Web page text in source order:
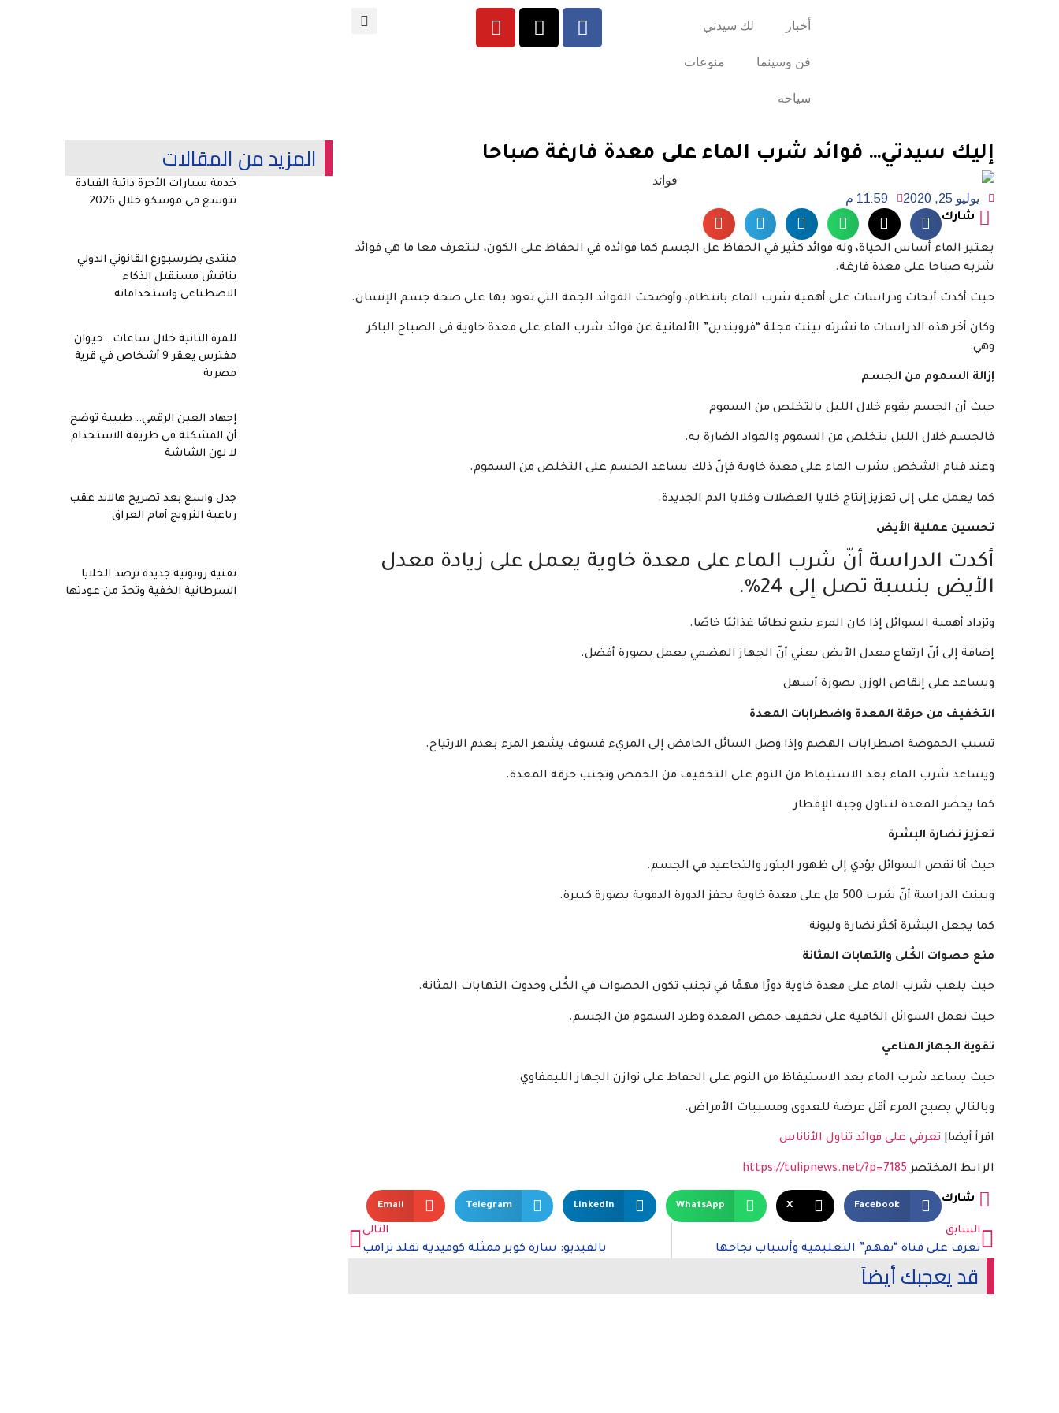
أخبار
لك سيدتي
فن وسينما
منوعات
سياحه
إليك سيدتي… فوائد شرب الماء على معدة فارغة صباحا
يوليو 25, 2020 11:59 م
شارك
يعتير الماء أساس الحياة، وله فوائد كثير في الحفاظ عل الجسم كما فوائده في الحفاظ على الكون، لنتعرف معا ما هي فوائد
شربه صباحا على معدة فارغة.
حيث أكدت أبحاث ودراسات على أهمية شرب الماء بانتظام، وأوضحت الفوائد الجمة التي تعود بها على صحة جسم الإنسان.
وكان أخر هذه الدراسات ما نشرته بينت مجلة “فرويندين” الألمانية عن فوائد شرب الماء على معدة خاوية في الصباح الباكر
وهي:
إزالة السموم من الجسم
حيث أن الجسم يقوم خلال الليل بالتخلص من السموم
فالجسم خلال الليل يتخلص من السموم والمواد الضارة به.
وعند قيام الشخص بشرب الماء على معدة خاوية فإنّ ذلك يساعد الجسم على التخلص من السموم.
كما يعمل على إلى تعزيز إنتاج خلايا العضلات وخلايا الدم الجديدة.
تحسين عملية الأيض
أكدت الدراسة أنّ شرب الماء على معدة خاوية يعمل على زيادة معدل
الأيض بنسبة تصل إلى 24%.
وتزداد أهمية السوائل إذا كان المرء يتبع نظامًا غذائيًا خاصًا.
إضافة إلى أنّ ارتفاع معدل الأيض يعني أنّ الجهاز الهضمي يعمل بصورة أفضل.
ويساعد على إنقاص الوزن بصورة أسهل
التخفيف من حرقة المعدة واضطرابات المعدة
تسبب الحموضة اضطرابات الهضم وإذا وصل السائل الحامض إلى المريء فسوف يشعر المرء بعدم الارتياح.
ويساعد شرب الماء بعد الاستيقاظ من النوم على التخفيف من الحمض وتجنب حرقة المعدة.
كما يحضر المعدة لتناول وجبة الإفطار
تعزيز نضارة البشرة
حيث أنا نقص السوائل يؤدي إلى ظهور البثور والتجاعيد في الجسم.
وبينت الدراسة أنّ شرب 500 مل على معدة خاوية يحفز الدورة الدموية بصورة كبيرة.
كما يجعل البشرة أكثر نضارة وليونة
منع حصوات الكُلى والتهابات المثانة
حيث يلعب شرب الماء على معدة خاوية دورًا مهمًا في تجنب تكون الحصوات في الكُلى وحدوث التهابات المثانة.
حيث تعمل السوائل الكافية على تخفيف حمض المعدة وطرد السموم من الجسم.
تقوية الجهاز المناعي
حيث يساعد شرب الماء بعد الاستيقاظ من النوم على الحفاظ على توازن الجهاز الليمفاوي.
وبالتالي يصبح المرء أقل عرضة للعدوى ومسببات الأمراض.
اقرأ أيضا| تعرفي على فوائد تناول الأناناس
الرابط المختصرhttps://tulipnews.net/?p=7185
شارك
Facebook
X
WhatsApp
LinkedIn
Telegram
Email
السابق
تعرف على قناة “نفهم” التعليمية وأسباب نجاحها
التالي
بالفيديو: سارة كوبر ممثلة كوميدية تقلد ترامب
قد يعجبك أيضاً
المزيد من المقالات
خدمة سيارات الأجرة ذاتية القيادة
تتوسع في موسكو خلال 2026
منتدى بطرسبورغ القانوني الدولي
يناقش مستقبل الذكاء
الاصطناعي واستخداماته
للمرة الثانية خلال ساعات.. حيوان
مفترس يعقر 9 أشخاص في قرية
مصرية
إجهاد العين الرقمي.. طبيبة توضح
أن المشكلة في طريقة الاستخدام
لا لون الشاشة
جدل واسع بعد تصريح هالاند عقب
رباعية النرويج أمام العراق
تقنية روبوتية جديدة ترصد الخلايا
السرطانية الخفية وتحدّ من عودتها